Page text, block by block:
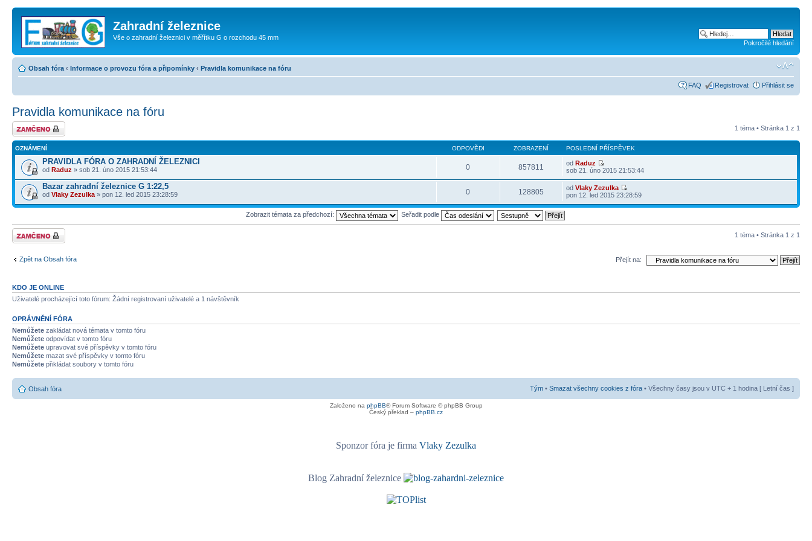
Zahradní železnice
Vše o zahradní železnici v měřítku G o rozchodu 45 mm
Pokročilé hledání
Obsah fóra ‹ Informace o provozu fóra a připomínky ‹ Pravidla komunikace na fóru
FAQ Registrovat Přihlásit se
Pravidla komunikace na fóru
Fórum je
zamknuté
1 téma • Stránka 1 z 1
OZNÁMENÍ ODPOVĚDI ZOBRAZENÍ POSLEDNÍ PŘÍSPĚVEK
PRAVIDLA FÓRA O ZAHRADNÍ ŽELEZNICI
od Raduz » sob 21. úno 2015 21:53:44 0 857811 odRaduz
sob 21. úno 2015 21:53:44
Bazar zahradní železnice G 1:22,5
od Vlaky Zezulka » pon 12. led 2015 23:28:59 0 128805 odVlaky Zezulka
pon 12. led 2015 23:28:59
Zobrazit témata za předchozí: Seřadit podle
Fórum je
zamknuté
1 téma • Stránka 1 z 1
Zpět na Obsah fóra Přejít na:
KDO JE ONLINE
Uživatelé procházející toto fórum: Žádní registrovaní uživatelé a 1 návštěvník
OPRÁVNĚNÍ FÓRA
Nemůžete zakládat nová témata v tomto fóru
Nemůžete odpovídat v tomto fóru
Nemůžete upravovat své příspěvky v tomto fóru
Nemůžete mazat své příspěvky v tomto fóru
Nemůžete přikládat soubory v tomto fóru
Obsah fóra Tým • Smazat všechny cookies z fóra • Všechny časy jsou v UTC + 1 hodina [ Letní čas ]
Založeno na phpBB® Forum Software © phpBB Group
Český překlad – phpBB.cz
Sponzor fóra je firma Vlaky Zezulka
Blog Zahradní železnice